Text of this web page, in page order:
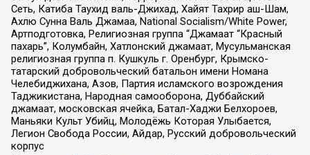
Сеть, Катиба Таухид валь-Джихад, Хайят Тахрир аш-Шам,
Ахлю Сунна Валь Джамаа, National Socialism/White Power,
Артподготовка, Религиозная группа “Джамаат “Красный
пахарь”, Колумбайн, Хатлонский джамаат, Мусульманская
религиозная группа п. Кушкуль г. Оренбург, Крымско-
татарский добровольческий батальон имени Номана
Челебиджихана, Азов, Партия исламского возрождения
Таджикистана, Народная самооборона, Дуббайский
джамаат, московская ячейка, Батал-Хаджи Белхороев,
Маньяки Культ Убийц, Молодёжь Которая Улыбается,
Легион Свобода России, Айдар, Русский добровольческий
корпус